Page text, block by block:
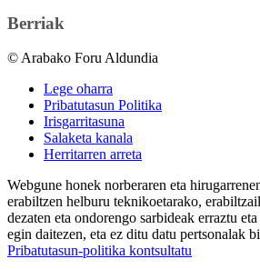
Berriak
© Arabako Foru Aldundia
Lege oharra
Pribatutasun Politika
Irisgarritasuna
Salaketa kanala
Herritarren arreta
Webgune honek norberaren eta
erabiltzen helburu teknikoetarako,
dezaten eta ondorengo sarbideak erraztu
egin daitezen, eta ez ditu datu pertsonalak
Pribatutasun-politika kontsultatu